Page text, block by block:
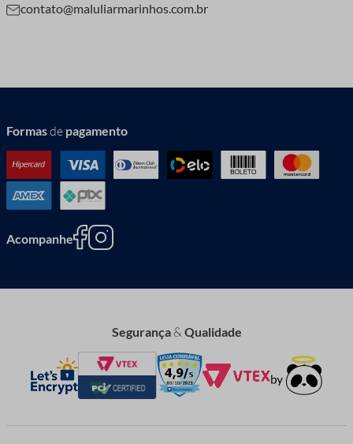
contato@maluliarmarinhos.com.br
Formasde pagamento
Acompanhe
Segurança&Qualidade